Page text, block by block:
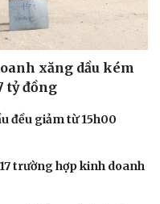
trí
trang
Việt
xăng dầu kém
tỷ đồng
đều giảm từ 15h00
trường hợp kinh doanh